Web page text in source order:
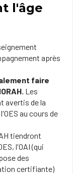
l'âge
après
faire
Les
avertis de la
au cours de
tiendront
l'OAI (qui
des
certifiante)